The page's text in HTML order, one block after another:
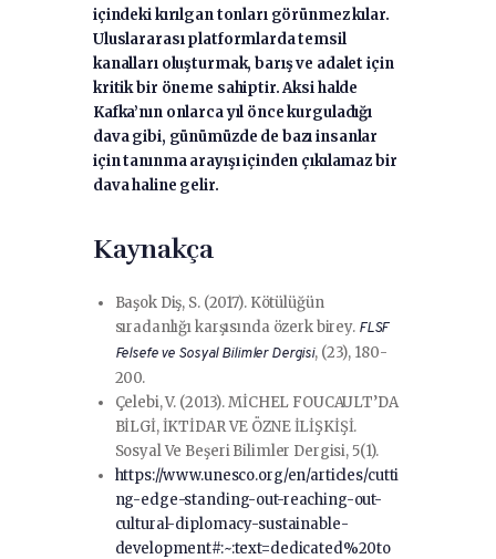
içindeki kırılgan tonları görünmez kılar.
Uluslararası platformlarda temsil
kanalları oluşturmak, barış ve adalet için
kritik bir öneme sahiptir. Aksi halde
Kafka’nın onlarca yıl önce kurguladığı
dava gibi, günümüzde de bazı insanlar
için tanınma arayışı içinden çıkılamaz bir
dava haline gelir.
Kaynakça
Başok Diş, S. (2017). Kötülüğün
sıradanlığı karşısında özerk birey. FLSF
Felsefe ve Sosyal Bilimler Dergisi, (23), 180-
200.
Çelebi, V. (2013). MİCHEL FOUCAULT’DA
BİLGİ, İKTİDAR VE ÖZNE İLİŞKİŞİ.
Sosyal Ve Beşeri Bilimler Dergisi, 5(1).
https://www.unesco.org/en/articles/cutti
ng-edge-standing-out-reaching-out-
cultural-diplomacy-sustainable-
development#:~:text=dedicated%20to